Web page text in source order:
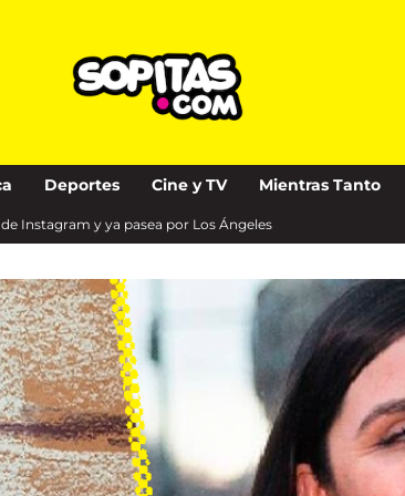
Deportes Cine y TV Mientras Tanto
Instagram y ya pasea por Los Ángeles